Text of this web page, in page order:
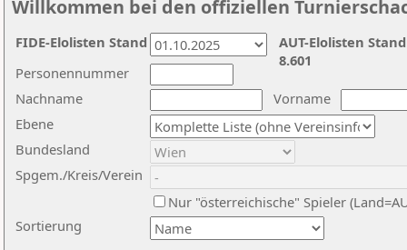
Willkommen bei den offiziellen
Nachname
Vorname
Ebene
Sortierung
Personennummer
Bundesland
Spgem./Kreis/Verein
Nur "österreichische" Spieler
AUT-Elolisten
8.601
FIDE-Elolisten Stand